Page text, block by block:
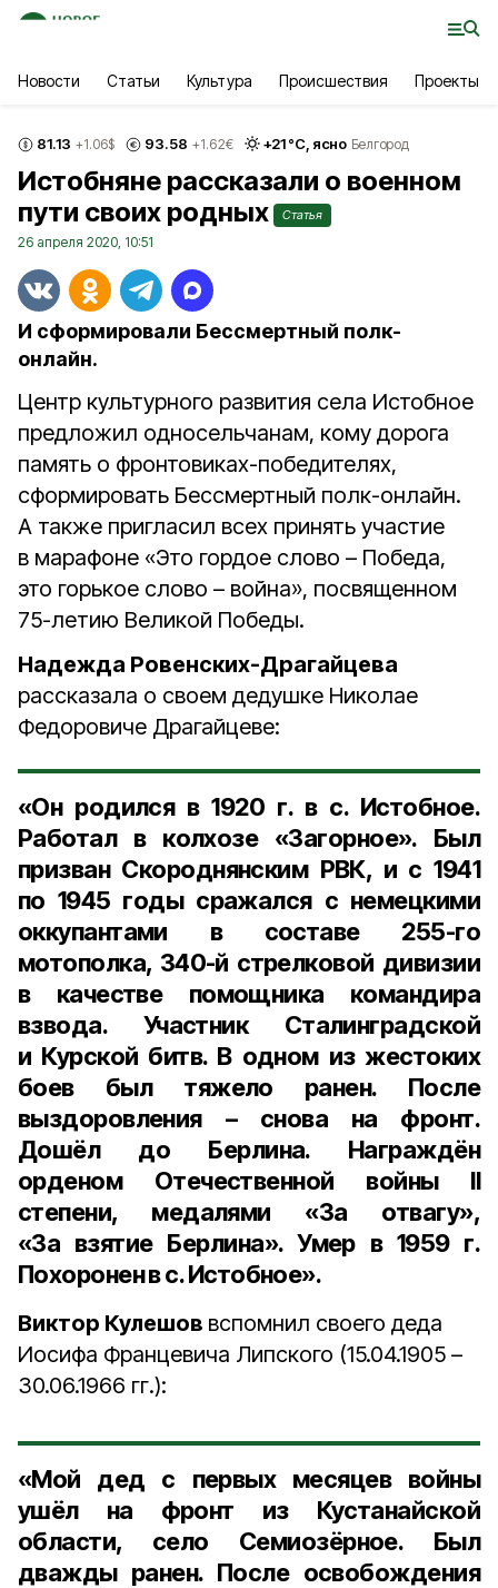
Новости Статьи Культура Происшествия Проекты
81.13 +1.06$ 93.58 +1.62€ +21°С, ясно Белгород
Истобняне рассказали о военном
пути своих родных
Статья
26 апреля 2020, 10:51
И сформировали Бессмертный полк-
онлайн.
Центр культурного развития села Истобное
предложил односельчанам, кому дорога
память о фронтовиках-победителях,
сформировать Бессмертный полк-онлайн.
А также пригласил всех принять участие
в марафоне «Это гордое слово – Победа,
это горькое слово – война», посвященном
75-летию Великой Победы.
Надежда Ровенских-Драгайцева
рассказала о своем дедушке Николае
Федоровиче Драгайцеве:
«Он родился в 1920 г. в с. Истобное.
Работал в колхозе «Загорное». Был
призван Скороднянским РВК, и с 1941
по 1945 годы сражался с немецкими
оккупантами в составе 255-го
мотополка, 340-й стрелковой дивизии
в качестве помощника командира
взвода. Участник Сталинградской
и Курской битв. В одном из жестоких
боев был тяжело ранен. После
выздоровления – снова на фронт.
Дошёл до Берлина. Награждён
орденом Отечественной войны II
степени, медалями «За отвагу»,
«За взятие Берлина». Умер в 1959 г.
Похоронен в с. Истобное».
Виктор Кулешов вспомнил своего деда
Иосифа Францевича Липского (15.04.1905 –
30.06.1966 гг.):
«Мой дед с первых месяцев войны
ушёл на фронт из Кустанайской
области, село Семиозёрное. Был
дважды ранен. После освобождения